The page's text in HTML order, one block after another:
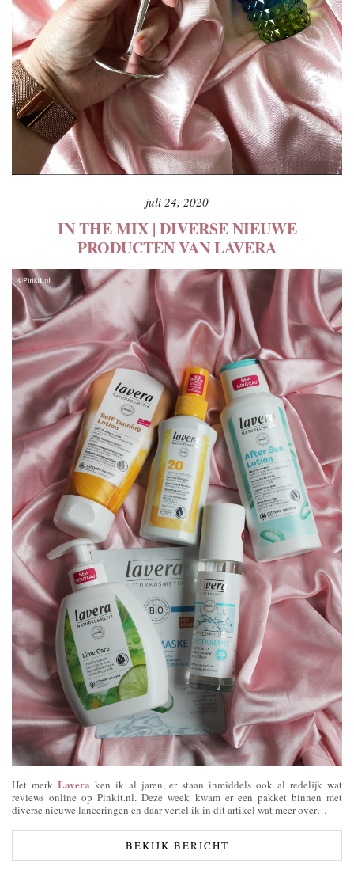
juli 24, 2020
IN THE MIX | DIVERSE NIEUWE
PRODUCTEN VAN LAVERA
Het merk Lavera ken ik al jaren, er staan inmiddels ook al redelijk wat
reviews online op Pinkit.nl. Deze week kwam er een pakket binnen met
diverse nieuwe lanceringen en daar vertel ik in dit artikel wat meer over…
BEKIJK BERICHT